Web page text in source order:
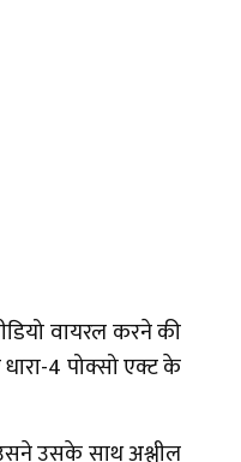
वायरल करने की
4 पोक्सो एक्ट के
उसके साथ अश्लील